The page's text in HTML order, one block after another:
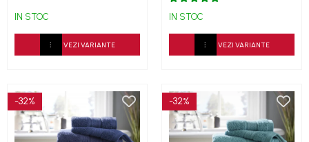
IN STOC
VEZI VARIANTE
IN STOC
VEZI VARIANTE
-32% -32%